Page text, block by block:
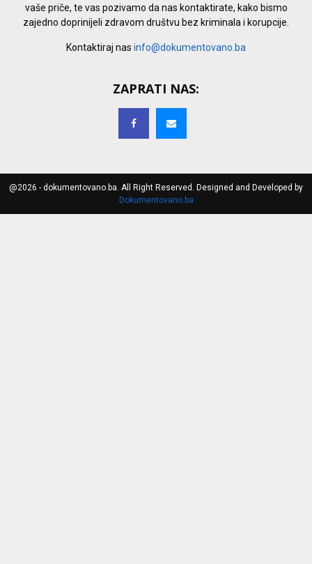
vaše priče, te vas pozivamo da nas kontaktirate, kako bismo
zajedno doprinijeli zdravom društvu bez kriminala i korupcije.
Kontaktiraj nas info@dokumentovano.ba
ZAPRATI NAS:
@2026 - dokumentovano.ba. All Right Reserved. Designed and Developed by
Dokumentovano.ba